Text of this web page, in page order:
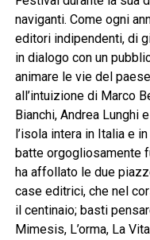
naviganti. Come ogni
editori indipendenti, di
in dialogo con un
animare le vie del
all’intuizione di Marco
Bianchi, Andrea Lunghi
l’isola intera in Italia e
batte orgogliosamente
ha affollato le due
case editrici, che nel
il centinaio; basti
Mimesis, L’orma, La